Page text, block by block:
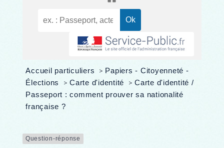
Accueil particuliers > Papiers - Citoyenneté -
Élections
> Carte d'identité > Carte d'identité /
Passeport : comment prouver sa nationalité
française ?
Question-réponse